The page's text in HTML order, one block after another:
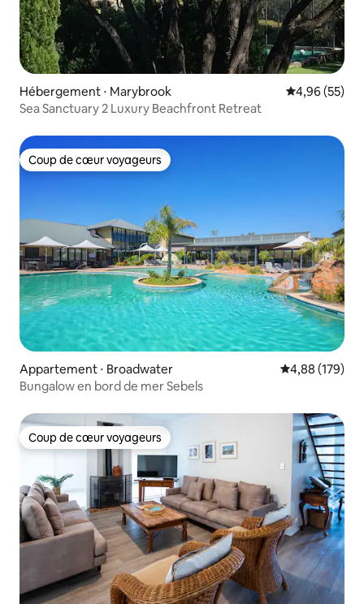
Hébergement ⋅ Marybrook Évaluation
4,96 (55)
Sea Sanctuary 2 Luxury Beachfront Retreat
Coup de cœur voyageurs
Coup de cœur voyageurs
Appartement ⋅ Broadwater Évaluation
4,88 (179)
Bungalow en bord de mer Sebels
Coup de cœur voyageurs
Coup de cœur voyageurs